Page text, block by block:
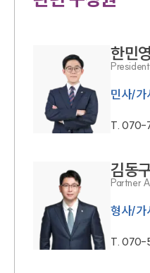
한민영
민사/가
T.070-
김동
Partner
형사/가
T.070-